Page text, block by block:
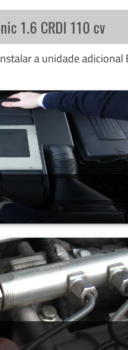
1.6 CRDI 110 cv
a unidade